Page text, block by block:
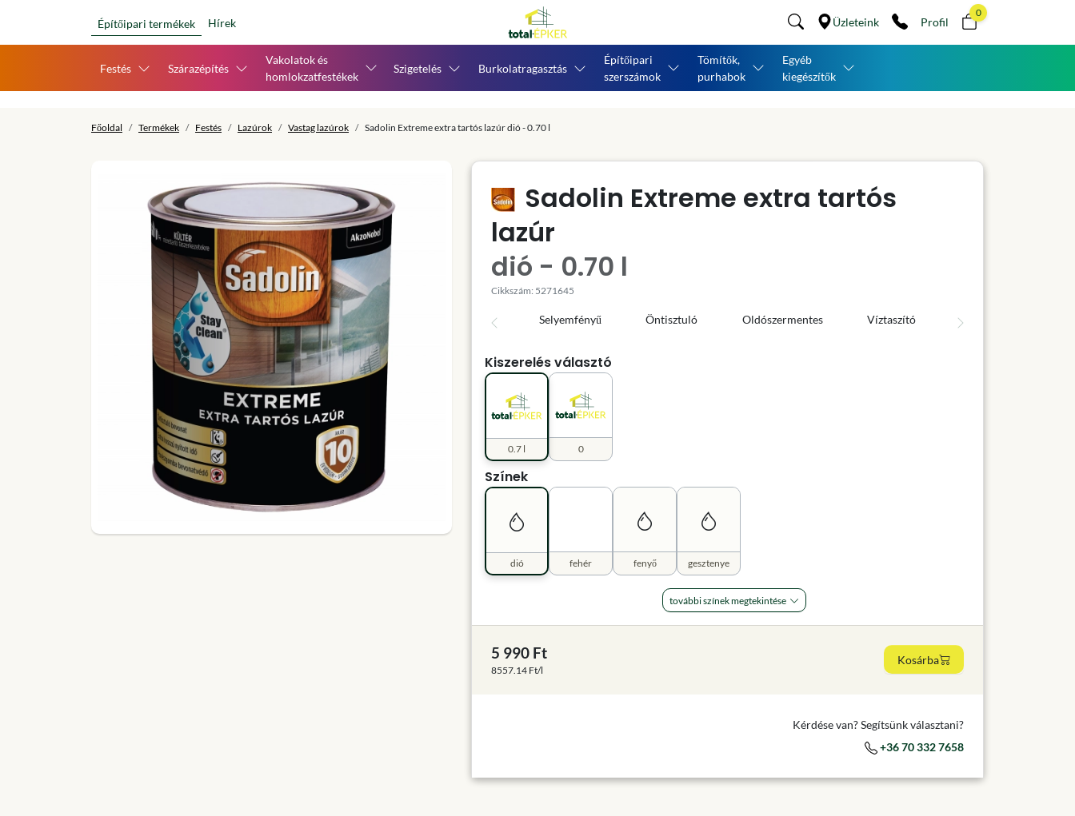
Építőipari termékek Hírek Üzleteink Profil
0
Festés Szárazépítés
Vakolatok és
homlokzatfestékek
Szigetelés Burkolatragasztás
Építőipari
szerszámok
Tömítők,
purhabok
Egyéb
kiegészítők
Főoldal Termékek Festés Lazúrok Vastag lazúrok Sadolin Extreme extra tartós lazúr dió - 0.70 l
Sadolin Extreme extra tartós
lazúr
dió - 0.70 l
Cikkszám: 5271645
Selyemfényű Öntisztuló Oldószermentes Víztaszító
Kiszerelés választó
0
0.7 l
Színek
dió fehér fenyő gesztenye
további színek megtekintése
5 990 Ft
8557.14 Ft/l
Kosárba
Kérdése van? Segítsünk választani?
+36 70 332 7658